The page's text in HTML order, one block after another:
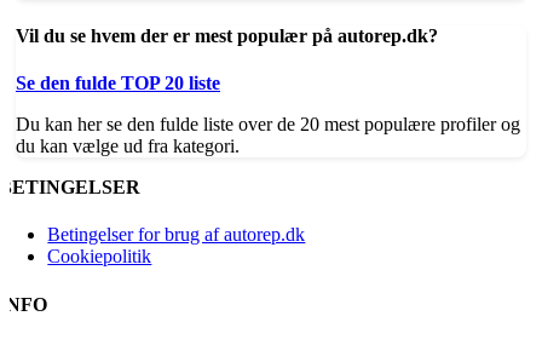
Vil du se hvem der er mest populær på autorep.dk?
Se den fulde TOP 20 liste
Du kan her se den fulde liste over de 20 mest populære profiler og
du kan vælge ud fra kategori.
BETINGELSER
Betingelser for brug af autorep.dk
Cookiepolitik
INFO